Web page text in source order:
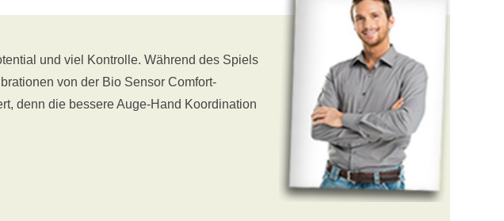
und viel Kontrolle. Während des Spiels
von der Bio Sensor Comfort-
denn die bessere Auge-Hand Koordination